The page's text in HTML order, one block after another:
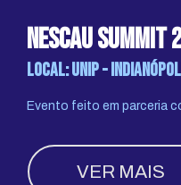
Nescau summit
Local: UNIP -
Evento feito em parceria
VER MAIS